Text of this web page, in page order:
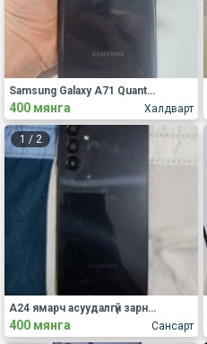
Халдварт
Samsung Galaxy A71 Quantum
400 мянга
1 / 2
Сансарт
А24 ямарч асуудалгүй зарна.
400 мянга